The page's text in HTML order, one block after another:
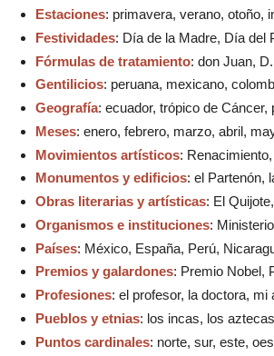
Estaciones: primavera, verano, otoño,
Festividades: Día de la Madre, Día del
Fórmulas de tratamiento: don Juan,
Gentilicios: peruana, mexicano,
Geografía: ecuador, trópico de Cáncer,
Meses: enero, febrero, marzo, abril,
Movimientos artísticos:
Monumentos y edificios: el Partenón,
Obras literarias y artísticas: El
Organismos e instituciones:
Países: México, España, Perú,
Premios y galardones: Premio Nobel,
Profesiones: el profesor, la doctora, mi
Pueblos y etnias: los incas, los
Puntos cardinales: norte, sur, este,